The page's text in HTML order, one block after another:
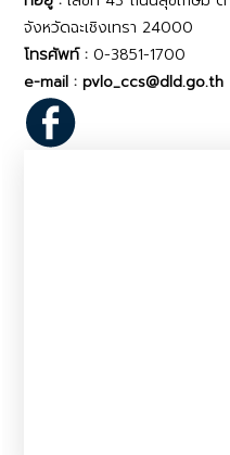
จังหวัดฉะเชิงเทรา 24000
โทรศัพท์ : 0-3851-1700
e-mail : pvlo_ccs@dld.go.th